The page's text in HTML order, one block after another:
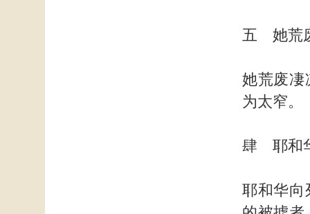
五 她荒
她荒废凄
为太窄。
肆 耶和
耶和华向